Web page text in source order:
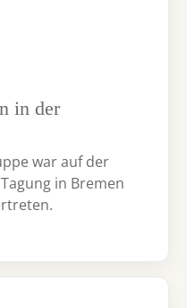
in der
war auf der
in Bremen